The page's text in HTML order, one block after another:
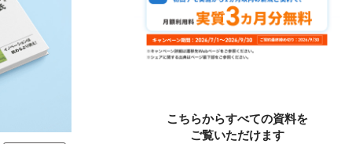
こちらからすべての資料を
ご覧いただけます